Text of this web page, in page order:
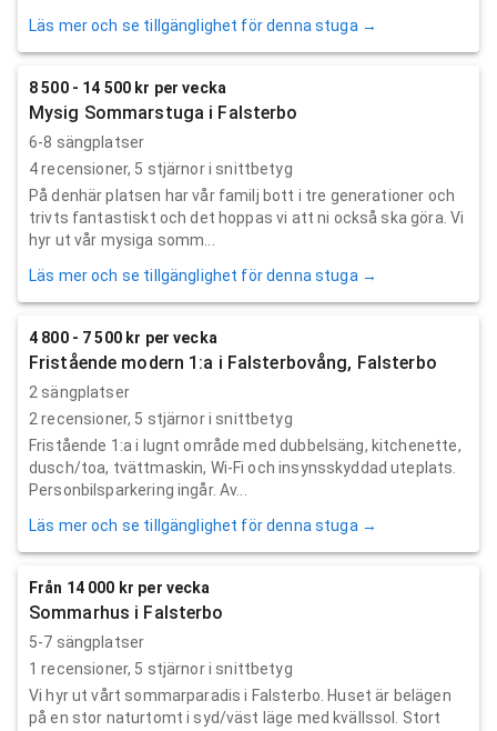
Läs mer och se tillgänglighet för denna stuga →
8 500 - 14 500 kr per vecka
Mysig Sommarstuga i Falsterbo
6-8 sängplatser
4recensioner, 5 stjärnor i snittbetyg
På denhär platsen har vår familj bott i tre generationer och
trivts fantastiskt och det hoppas vi att ni också ska göra. Vi
hyr ut vår mysiga somm...
Läs mer och se tillgänglighet för denna stuga →
4 800 - 7 500 kr per vecka
Fristående modern 1:a i Falsterbovång, Falsterbo
2 sängplatser
2 recensioner, 5 stjärnor i snittbetyg
Fristående 1:a i lugnt område med dubbelsäng, kitchenette,
dusch/toa, tvättmaskin, Wi-Fi och insynsskyddad uteplats.
Personbilsparkering ingår. Av...
Läs mer och se tillgänglighet för denna stuga →
Från 14 000 kr per vecka
Sommarhus i Falsterbo
5-7 sängplatser
1 recensioner, 5 stjärnor i snittbetyg
Vi hyr ut vårt sommarparadis i Falsterbo. Huset är belägen
på en stor naturtomt i syd/väst läge med kvällssol. Stort